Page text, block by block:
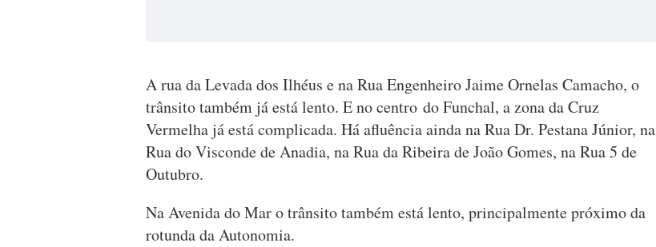
A rua da Levada dos Ilhéus e na Rua Engenheiro Jaime Ornelas Camacho, o
trânsito também já está lento. E no centro do Funchal, a zona da Cruz
Vermelha já está complicada. Há afluência ainda na Rua Dr. Pestana Júnior, na
Rua do Visconde de Anadia, na Rua da Ribeira de João Gomes, na Rua 5 de
Outubro.
Na Avenida do Mar o trânsito também está lento, principalmente próximo da
rotunda da Autonomia.